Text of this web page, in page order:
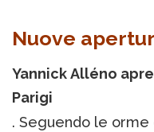
Nuove
Yannick Alléno
Parigi
. Seguendo le